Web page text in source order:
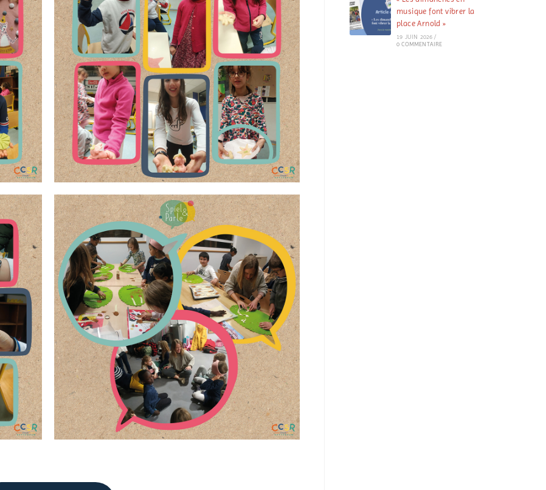
musique font vibrer la
place Arnold »
19 JUIN 2026 /
0 COMMENTAIRE